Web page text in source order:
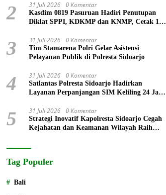
2 31 Juli 2026 0 Komentar
Kasdim 0819 Pasuruan Hadiri Penutupan
Diklat SPPI, KDKMP dan KNMP, Cetak 172
3 31 Juli 2026 0 Komentar
Tim Stamarena Polri Gelar Asistensi
Pelayanan Publik di Polresta Sidoarjo
4 31 Juli 2026 0 Komentar
Satlantas Polresta Sidoarjo Hadirkan
Layanan Perpanjangan SIM Keliling 24 Jam
5 31 Juli 2026 0 Komentar
Strategi Inovatif Kapolresta Sidoarjo Cegah
Kejahatan dan Keamanan Wilayah Raih
Tag Populer
Bali